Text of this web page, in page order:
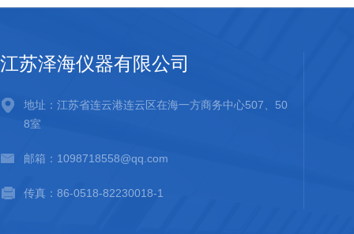
江苏泽海仪器有限公司
地址：江苏省连云港连云区在海一方商务中心507、50
8室
邮箱：1098718558@qq.com
传真：86-0518-82230018-1